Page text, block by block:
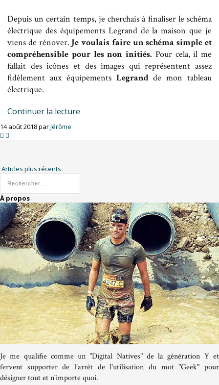
Depuis un certain temps, je cherchais à finaliser le schéma
électrique des équipements Legrand de la maison que je
viens de rénover. Je voulais faire un schéma simple et
compréhensible pour les non initiés. Pour cela, il me
fallait des icônes et des images qui représentent assez
fidèlement aux équipements Legrandde mon tableau
électrique.
Continuer la lecture
14 août 2018 parJérôme
Articles plus récents
À propos
Je me qualifie comme un "Digital Natives" de la génération Y et
fervent supporter de l’arrêt de l'utilisation du mot "Geek" pour
désigner tout et n'importe quoi.